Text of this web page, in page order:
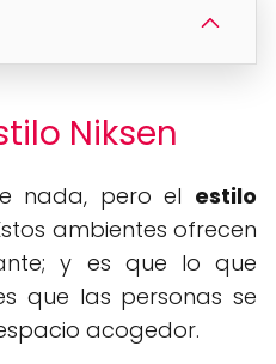
Niksen
nada, pero el estilo
ambientes ofrecen
y es que lo que
que las personas se
acogedor.